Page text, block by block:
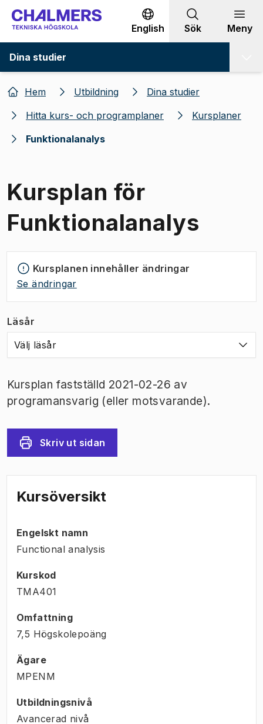
Gå till innehållet
English Sök Meny
Dina studier
Hem Utbildning
Dina studier
Hitta kurs- och programplaner
Kursplaner
Funktionalanalys
Kursplan för
Funktionalanalys
Kursplanen innehåller ändringar
Se ändringar
Läsår
Välj läsår
Kursplan fastställd 2021-02-26 av
programansvarig (eller motsvarande).
Skriv ut sidan
Kursöversikt
Engelskt namn
Functional analysis
Kurskod
TMA401
Omfattning
7,5 Högskolepoäng
Ägare
MPENM
Utbildningsnivå
Avancerad nivå